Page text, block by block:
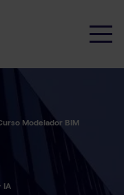
Modelador BIM
IA